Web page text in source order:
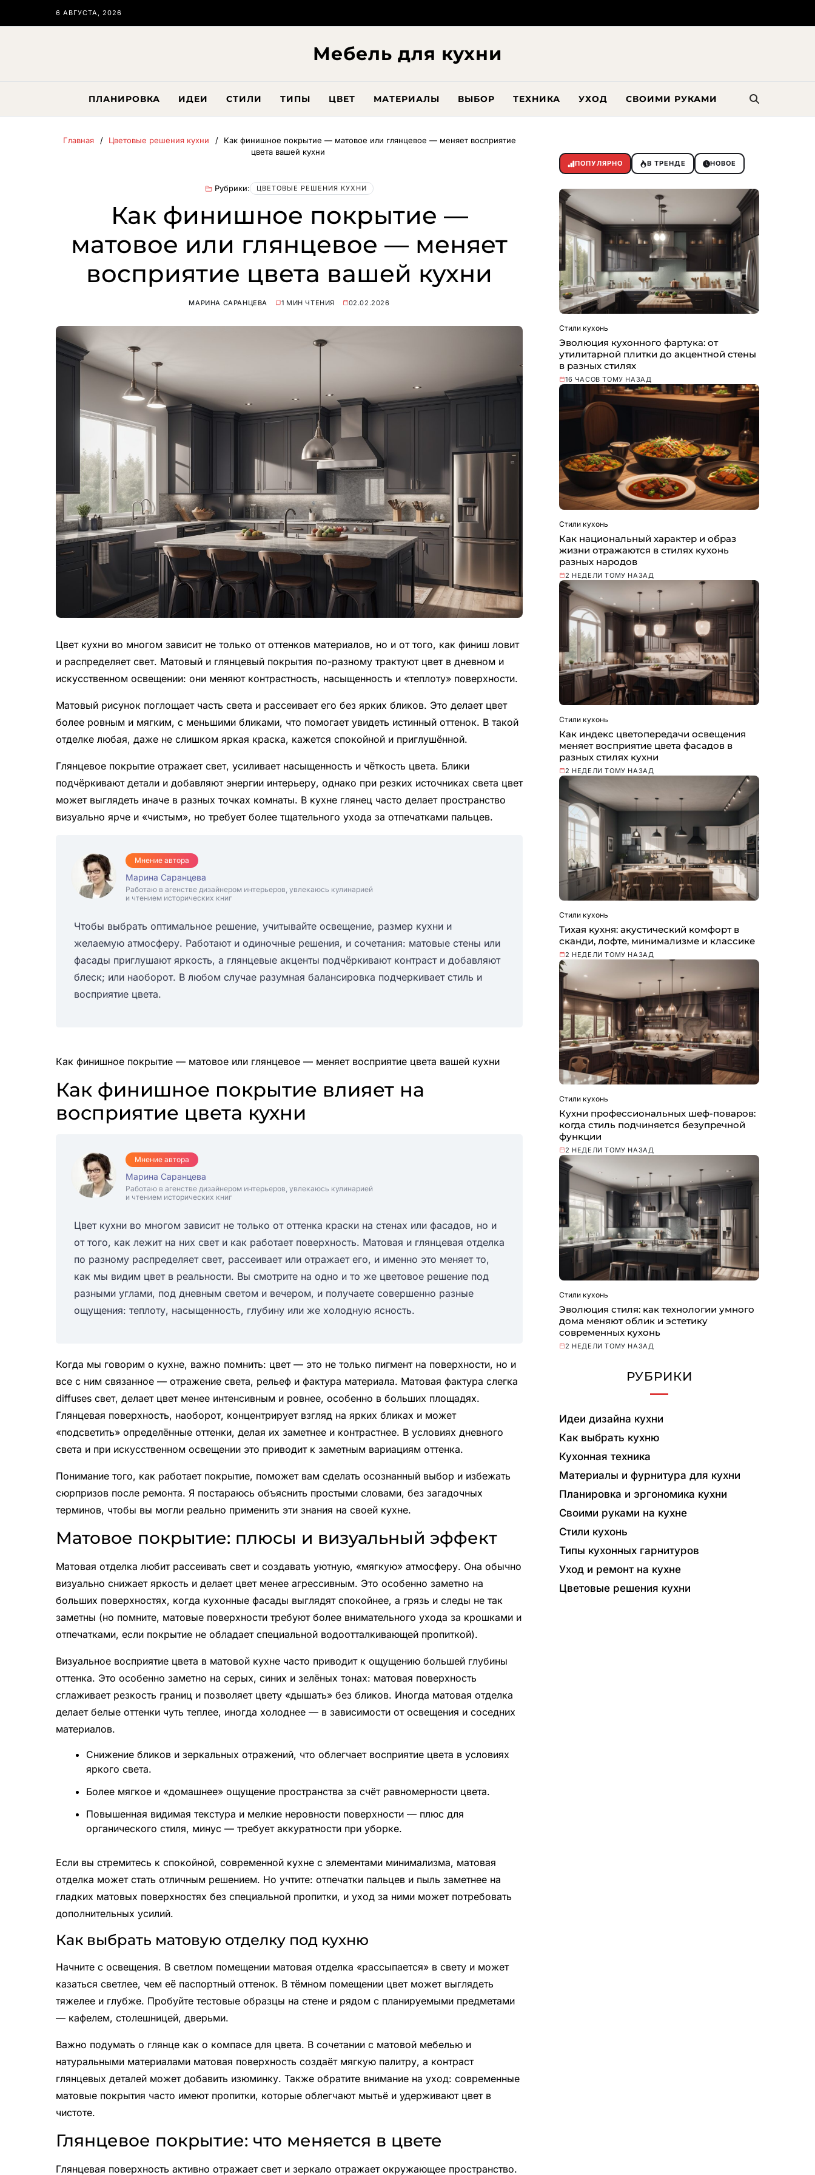
6 АВГУСТА, 2026
Мебель для кухни
ПЛАНИРОВКА ИДЕИ СТИЛИ ТИПЫ ЦВЕТ МАТЕРИАЛЫ ВЫБОР ТЕХНИКА УХОД СВОИМИ РУКАМИ
Главная Цветовые решения кухни
Как финишное покрытие — матовое или глянцевое — меняет восприятие
цвета вашей кухни
Рубрики: ЦВЕТОВЫЕ РЕШЕНИЯ КУХНИ
Как финишное покрытие —
матовое или глянцевое — меняет
восприятие цвета вашей кухни
МАРИНА САРАНЦЕВА 1 МИН ЧТЕНИЯ 02.02.2026
Цвет кухни во многом зависит не только от оттенков материалов, но и от того, как финиш ловит
и распределяет свет. Матовый и глянцевый покрытия по-разному трактуют цвет в дневном и
искусственном освещении: они меняют контрастность, насыщенность и «теплоту» поверхности.
Матовый рисунок поглощает часть света и рассеивает его без ярких бликов. Это делает цвет
более ровным и мягким, с меньшими бликами, что помогает увидеть истинный оттенок. В такой
отделке любая, даже не слишком яркая краска, кажется спокойной и приглушённой.
Глянцевое покрытие отражает свет, усиливает насыщенность и чёткость цвета. Блики
подчёркивают детали и добавляют энергии интерьеру, однако при резких источниках света цвет
может выглядеть иначе в разных точках комнаты. В кухне глянец часто делает пространство
визуально ярче и «чистым», но требует более тщательного ухода за отпечатками пальцев.
Мнение автора
Марина Саранцева
Работаю в агенстве дизайнером интерьеров, увлекаюсь кулинарией
и чтением исторических книг
Чтобы выбрать оптимальное решение, учитывайте освещение, размер кухни и
желаемую атмосферу. Работают и одиночные решения, и сочетания: матовые стены или
фасады приглушают яркость, а глянцевые акценты подчёркивают контраст и добавляют
блеск; или наоборот. В любом случае разумная балансировка подчеркивает стиль и
восприятие цвета.
Как финишное покрытие — матовое или глянцевое — меняет восприятие цвета вашей кухни
Как финишное покрытие влияет на
восприятие цвета кухни
Мнение автора
Марина Саранцева
Работаю в агенстве дизайнером интерьеров, увлекаюсь кулинарией
и чтением исторических книг
Цвет кухни во многом зависит не только от оттенка краски на стенах или фасадов, но и
от того, как лежит на них свет и как работает поверхность. Матовая и глянцевая отделка
по разному распределяет свет, рассеивает или отражает его, и именно это меняет то,
как мы видим цвет в реальности. Вы смотрите на одно и то же цветовое решение под
разными углами, под дневным светом и вечером, и получаете совершенно разные
ощущения: теплоту, насыщенность, глубину или же холодную ясность.
Когда мы говорим о кухне, важно помнить: цвет — это не только пигмент на поверхности, но и
все с ним связанное — отражение света, рельеф и фактура материала. Матовая фактура слегка
diffuses свет, делает цвет менее интенсивным и ровнее, особенно в больших площадях.
Глянцевая поверхность, наоборот, концентрирует взгляд на ярких бликах и может
«подсветить» определённые оттенки, делая их заметнее и контрастнее. В условиях дневного
света и при искусственном освещении это приводит к заметным вариациям оттенка.
Понимание того, как работает покрытие, поможет вам сделать осознанный выбор и избежать
сюрпризов после ремонта. Я постараюсь объяснить простыми словами, без загадочных
терминов, чтобы вы могли реально применить эти знания на своей кухне.
Матовое покрытие: плюсы и визуальный эффект
Матовая отделка любит рассеивать свет и создавать уютную, «мягкую» атмосферу. Она обычно
визуально снижает яркость и делает цвет менее агрессивным. Это особенно заметно на
больших поверхностях, когда кухонные фасады выглядят спокойнее, а грязь и следы не так
заметны (но помните, матовые поверхности требуют более внимательного ухода за крошками и
отпечатками, если покрытие не обладает специальной водоотталкивающей пропиткой).
Визуальное восприятие цвета в матовой кухне часто приводит к ощущению большей глубины
оттенка. Это особенно заметно на серых, синих и зелёных тонах: матовая поверхность
сглаживает резкость границ и позволяет цвету «дышать» без бликов. Иногда матовая отделка
делает белые оттенки чуть теплее, иногда холоднее — в зависимости от освещения и соседних
материалов.
Снижение бликов и зеркальных отражений, что облегчает восприятие цвета в условиях
яркого света.
Более мягкое и «домашнее» ощущение пространства за счёт равномерности цвета.
Повышенная видимая текстура и мелкие неровности поверхности — плюс для
органического стиля, минус — требует аккуратности при уборке.
Если вы стремитесь к спокойной, современной кухне с элементами минимализма, матовая
отделка может стать отличным решением. Но учтите: отпечатки пальцев и пыль заметнее на
гладких матовых поверхностях без специальной пропитки, и уход за ними может потребовать
дополнительных усилий.
Как выбрать матовую отделку под кухню
Начните с освещения. В светлом помещении матовая отделка «рассыпается» в свету и может
казаться светлее, чем её паспортный оттенок. В тёмном помещении цвет может выглядеть
тяжелее и глубже. Пробуйте тестовые образцы на стене и рядом с планируемыми предметами
— кафелем, столешницей, дверьми.
Важно подумать о глянце как о компасе для цвета. В сочетании с матовой мебелью и
натуральными материалами матовая поверхность создаёт мягкую палитру, а контраст
глянцевых деталей может добавить изюминку. Также обратите внимание на уход: современные
матовые покрытия часто имеют пропитки, которые облегчают мытьё и удерживают цвет в
чистоте.
Глянцевое покрытие: что меняется в цвете
Глянцевая поверхность активно отражает свет и зеркало отражает окружающее пространство.
ПОПУЛЯРНО В ТРЕНДЕ НОВОЕ
Стили кухонь
Эволюция кухонного фартука: от
утилитарной плитки до акцентной стены
в разных стилях
16 ЧАСОВ ТОМУ НАЗАД
Стили кухонь
Как национальный характер и образ
жизни отражаются в стилях кухонь
разных народов
2 НЕДЕЛИ ТОМУ НАЗАД
Стили кухонь
Как индекс цветопередачи освещения
меняет восприятие цвета фасадов в
разных стилях кухни
2 НЕДЕЛИ ТОМУ НАЗАД
Стили кухонь
Тихая кухня: акустический комфорт в
сканди, лофте, минимализме и классике
2 НЕДЕЛИ ТОМУ НАЗАД
Стили кухонь
Кухни профессиональных шеф-поваров:
когда стиль подчиняется безупречной
функции
2 НЕДЕЛИ ТОМУ НАЗАД
Стили кухонь
Эволюция стиля: как технологии умного
дома меняют облик и эстетику
современных кухонь
2 НЕДЕЛИ ТОМУ НАЗАД
РУБРИКИ
Идеи дизайна кухни
Как выбрать кухню
Кухонная техника
Материалы и фурнитура для кухни
Планировка и эргономика кухни
Своими руками на кухне
Стили кухонь
Типы кухонных гарнитуров
Уход и ремонт на кухне
Цветовые решения кухни